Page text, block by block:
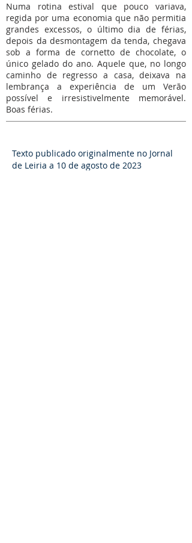
Numa rotina estival que pouco variava,
regida por uma economia que não permitia
grandes excessos, o último dia de férias,
depois da desmontagem da tenda, chegava
sob a forma de cornetto de chocolate, o
único gelado do ano. Aquele que, no longo
caminho de regresso a casa, deixava na
lembrança a experiência de um Verão
possível e irresistivelmente memorável.
Boas férias.
Texto publicado originalmente no Jornal
de Leiria a 10 de agosto de 2023